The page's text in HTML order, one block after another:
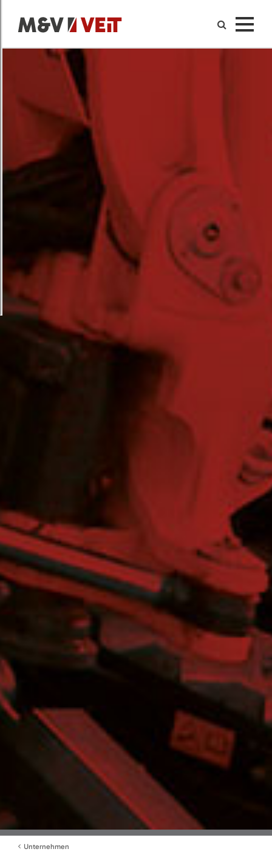
Unternehmen